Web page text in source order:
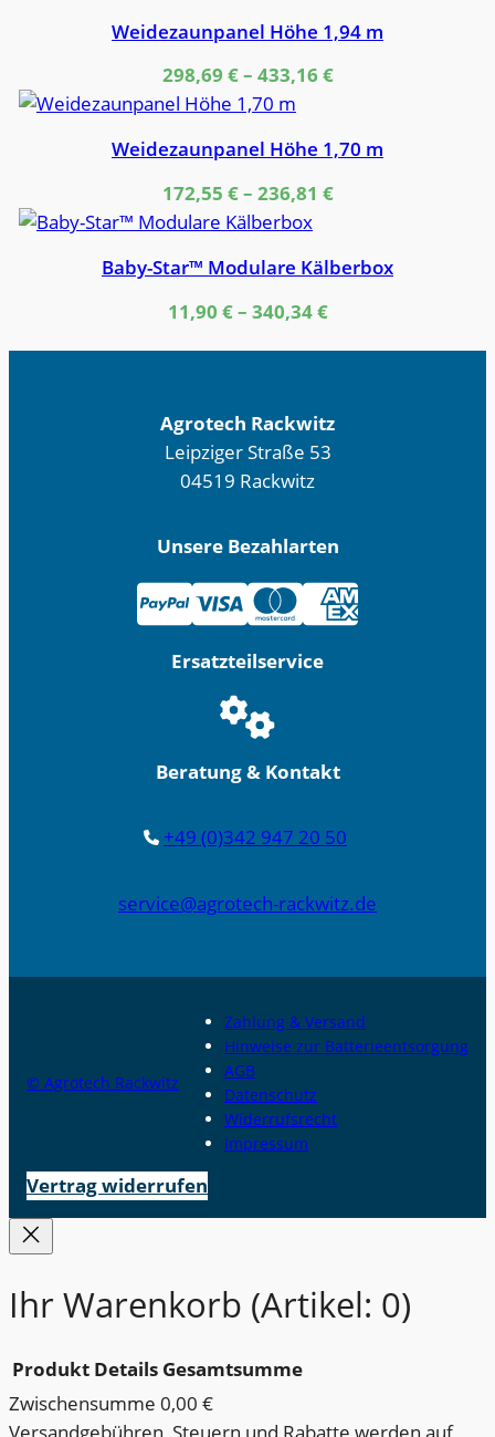
Weidezaunpanel Höhe 1,94 m
298,69 €– 433,16 €
Weidezaunpanel Höhe 1,70 m
172,55 €– 236,81 €
Baby-Star™ Modulare Kälberbox
11,90 €– 340,34€
Agrotech Rackwitz
Leipziger Straße 53
04519 Rackwitz
Unsere Bezahlarten
Ersatzteilservice
Beratung & Kontakt
+49 (0)342 947 20 50
service@agrotech-rackwitz.de
© Agrotech Rackwitz
Zahlung & Versand
Hinweise zur Batterieentsorgung
AGB
Datenschutz
Widerrufsrecht
Impressum
Vertrag widerrufen
Ihr Warenkorb (Artikel: 0)
Produkt Details Gesamtsumme
Zwischensumme 0,00 €